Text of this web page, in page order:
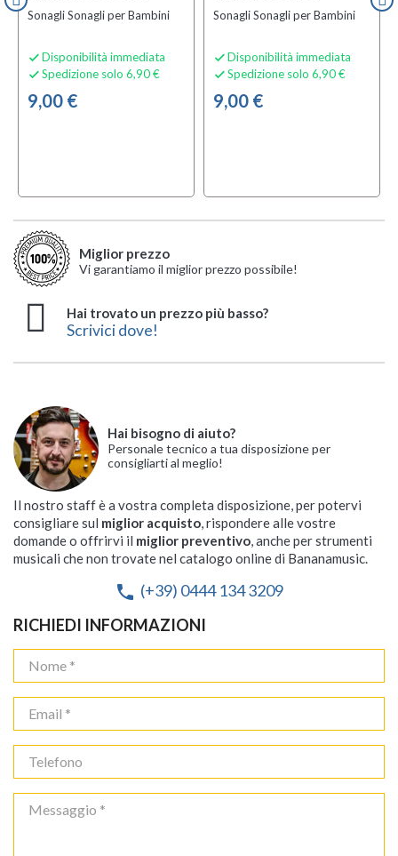
Sonagli Sonagli per Bambini
 Disponibilità immediata
 Spedizione solo 6,90 €
9,00 €
Sonagli Sonagli per Bambini
 Disponibilità immediata
 Spedizione solo 6,90 €
9,00 €
Miglior prezzo
Vi garantiamo il miglior prezzo possibile!
Hai trovato un prezzo più basso?
Scrivici dove!
Hai bisogno di aiuto?
Personale tecnico a tua disposizione per
consigliarti al meglio!
Il nostro staff è a vostra completa disposizione, per potervi
consigliare sul miglior acquisto, rispondere alle vostre
domande o offrirvi il miglior preventivo, anche per strumenti
musicali che non trovate nel catalogo online di Bananamusic.
phone (+39) 0444 134 3209
RICHIEDI INFORMAZIONI